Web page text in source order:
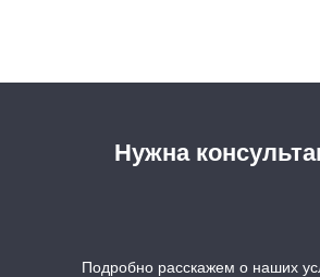
Нужна
Подробно расскажем о наших